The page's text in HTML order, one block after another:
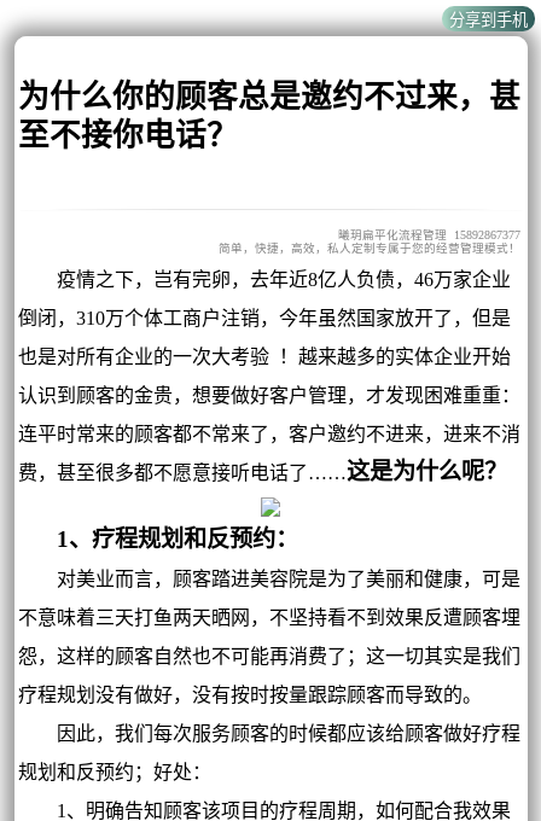
为什么你的顾客总是邀约不过来，甚
至不接你电话？
曦玥扁平化流程管理 15892867377
简单，快捷，高效，私人定制专属于您的经营管理模式！
疫情之下，岂有完卵，去年近8亿人负债，46‭万‬家企业
倒闭，310万个体‭工商户注销，今年虽然国家放开了，但是
也是对所有企业的一次大考验 ！越来越多的实体企业开始
认识到顾客的金贵，想要做好客户管理，才发现困难重重：
连平时常来的顾客都不常来了，客户邀约不进来，进来不消
费，甚至很多都不愿意接听电话了……这是为什么呢？
1、疗程规划和反预约：
对美业而言，顾客踏进美容院是为了美丽和健康，可是
不意味着三天打鱼两天晒网，不坚持看不到效果反遭顾客埋
怨，这样的顾客自然也不可能再消费了；这一切其实是我们
疗程规划没有做好，没有按时按量跟踪顾客而导致的。
因此，我们每次服务顾客的时候都应该给顾客做好疗程
规划和反预约；好处：
1、明确告知顾客该项目的疗程周期，如何配合我效果